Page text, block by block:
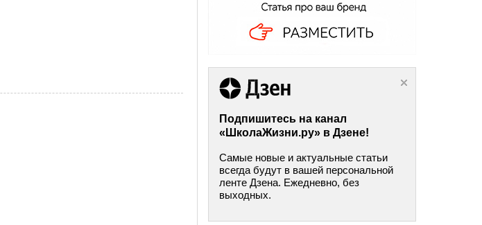
Подпишитесь на канал
«ШколаЖизни.ру» в Дзене!
Самые новые и актуальные статьи
всегда будут в вашей персональной
ленте Дзена. Ежедневно, без
выходных.